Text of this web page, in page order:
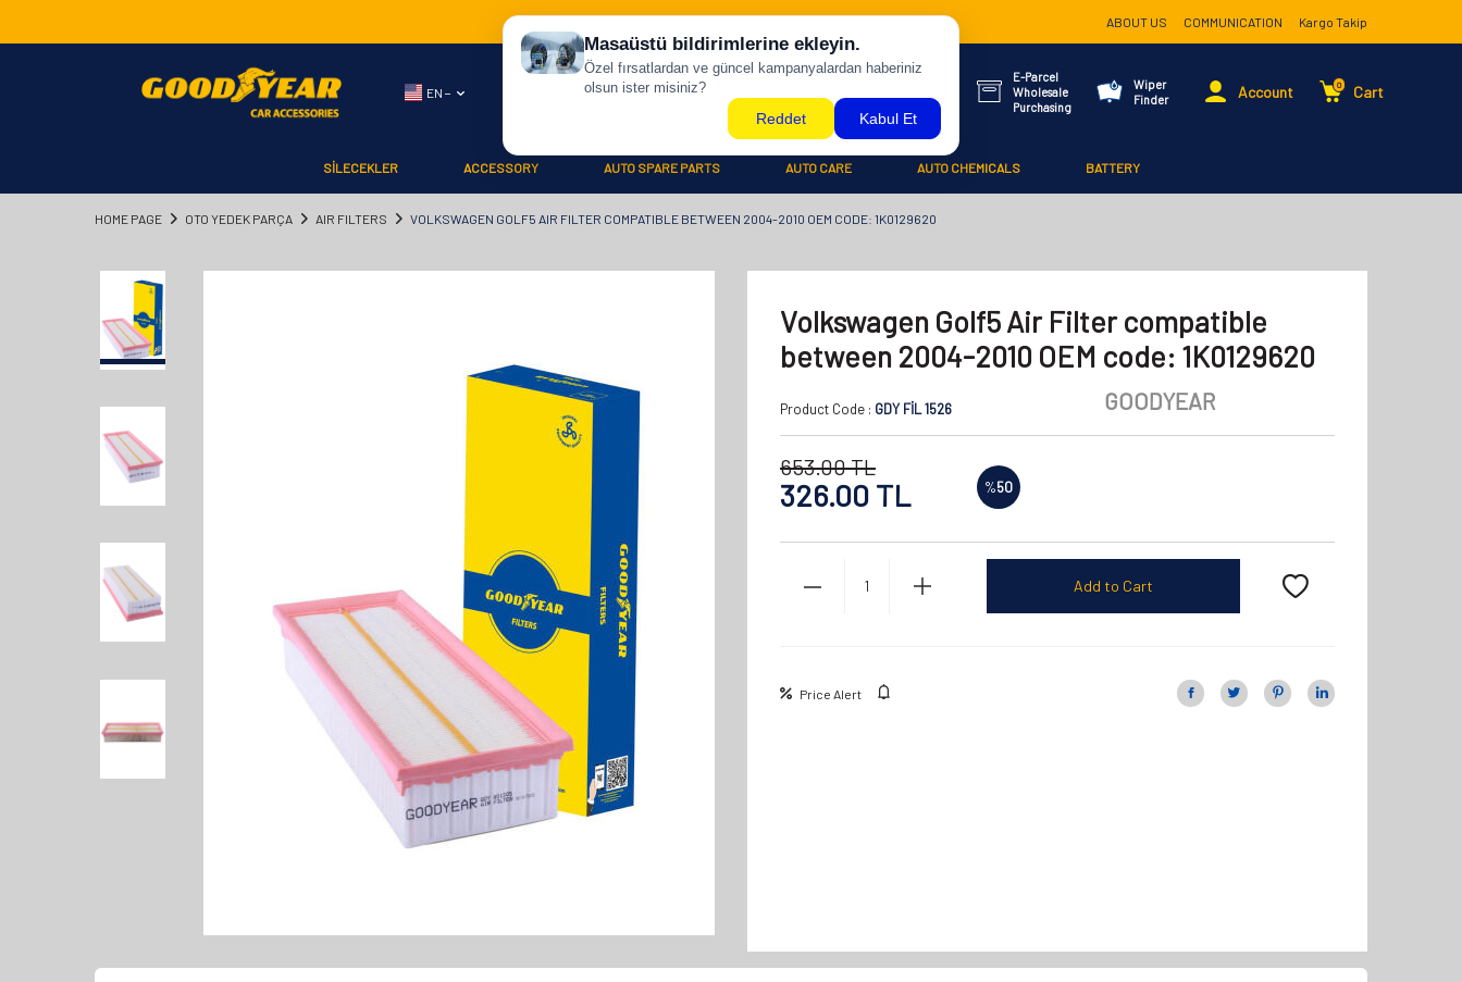
ABOUT US COMMUNICATION Kargo Takip
EN −
E-Parcel
Wholesale
Purchasing
Wiper
Finder
Account 0 Cart
SİLECEKLER ACCESSORY AUTO SPARE PARTS AUTO CARE AUTO CHEMICALS BATTERY
HOME PAGE OTO YEDEK PARÇA AIR FILTERS VOLKSWAGEN GOLF5 AIR FILTER COMPATIBLE BETWEEN 2004-2010 OEM CODE: 1K0129620
Volkswagen Golf5 Air Filter compatible
between 2004-2010 OEM code: 1K0129620
Product Code : GDY FİL 1526 GOODYEAR
653.00TL
326.00 TL %50
Add to Cart
Price Alert